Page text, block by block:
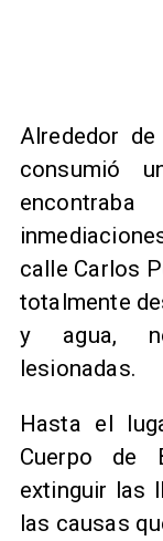
Alrededor
consumió
calle Carlos
totalmente
y agua,
lesionadas.
Hasta el
Cuerpo de
extinguir las
las causas